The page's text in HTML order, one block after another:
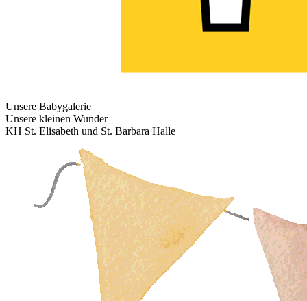
Unsere Babygalerie
Unsere kleinen Wunder
KH St. Elisabeth und St. Barbara Halle